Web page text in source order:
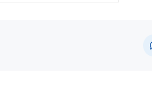
üreticileri aynı model yılı içerisinde farklı